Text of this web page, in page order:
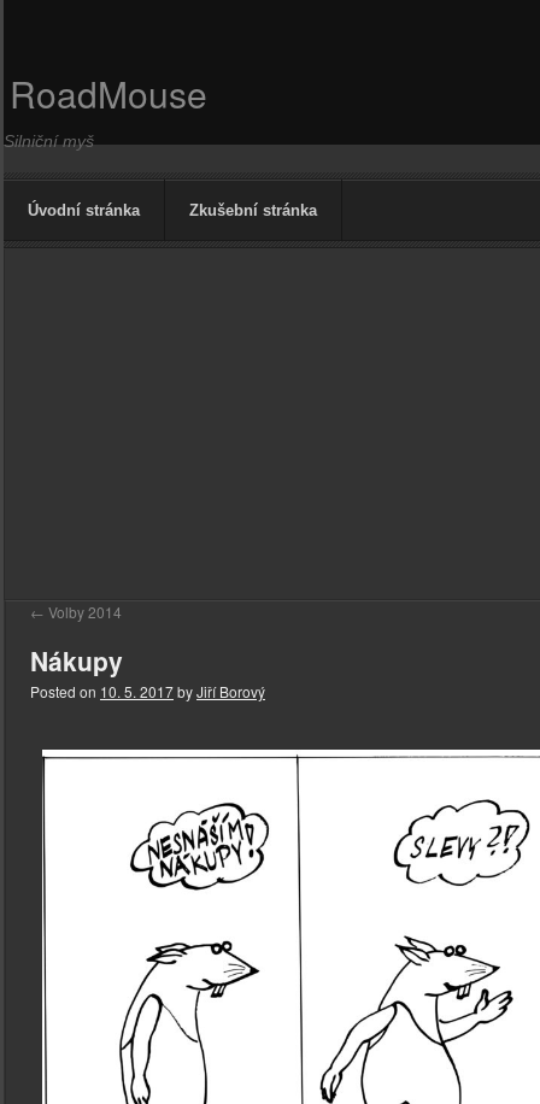
RoadMouse
Silniční myš
Úvodní stránka Zkušební stránka
← Volby 2014
Nákupy
Posted on 10. 5. 2017byJiří Borový